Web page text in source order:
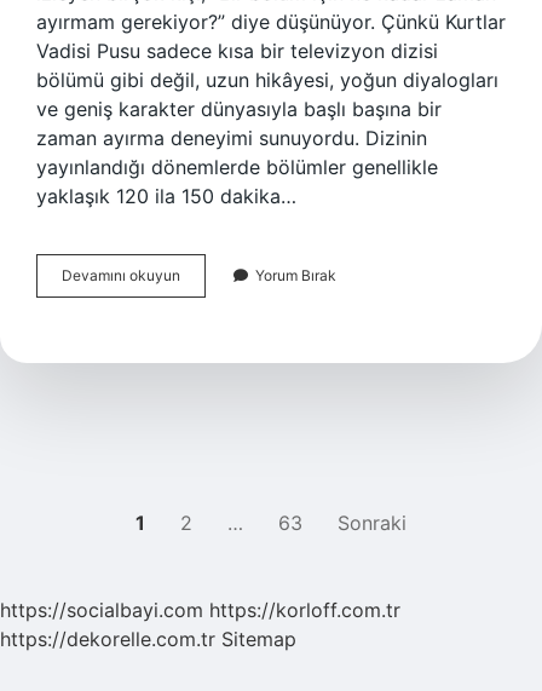
ayırmam gerekiyor?” diye düşünüyor. Çünkü Kurtlar
Vadisi Pusu sadece kısa bir televizyon dizisi
bölümü gibi değil, uzun hikâyesi, yoğun diyalogları
ve geniş karakter dünyasıyla başlı başına bir
zaman ayırma deneyimi sunuyordu. Dizinin
yayınlandığı dönemlerde bölümler genellikle
yaklaşık 120 ila 150 dakika…
Devamını okuyun
Vadisi
Dakika
Yorum Bırak
1 2 … 63 Sonraki
https://socialbayi.com https://korloff.com.tr
https://dekorelle.com.tr Sitemap